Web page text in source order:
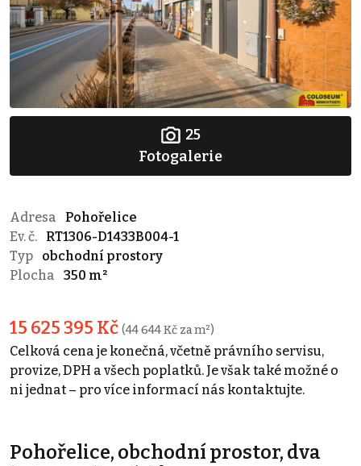
25
Fotogalerie
Adresa
Pohořelice
Ev. č.
RT1306-D1433B004-1
Typ
obchodní prostory
Plocha
350 m²
15 625 395 Kč (44 644 Kč za m²)
Celková cena je konečná, včetně právního servisu,
provize, DPH a všech poplatků. Je však také možné o
ni jednat – pro více informací nás kontaktujte.
Pohořelice, obchodní prostor, dva